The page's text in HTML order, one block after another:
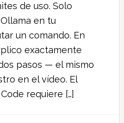
de uso. Solo
en tu
un comando. En
exactamente
pasos — el mismo
en el vídeo. El
requiere […]